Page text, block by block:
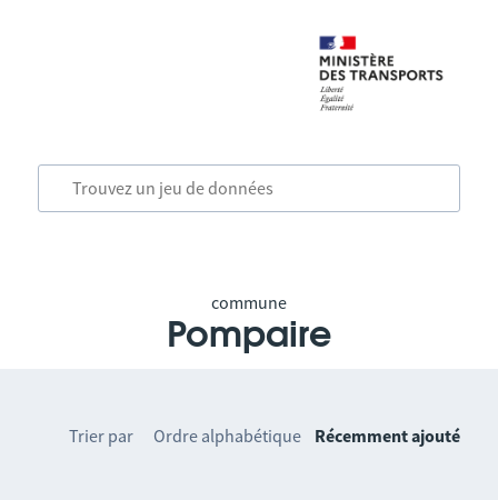
commune
Pompaire
Trier par Ordre alphabétique Récemment ajouté